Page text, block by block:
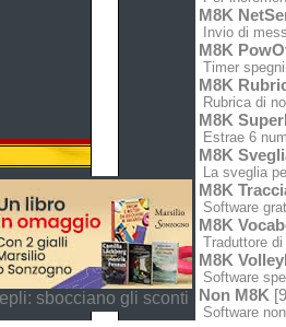
sbocciano gli sconti
M8K
Invio di
M8K
Timer
M8K
Rubrica di
M8K
Estrae 6
M8K
La sveglia
M8K
Software
M8K
Traduttore
M8K
Software
Non M8K
Software